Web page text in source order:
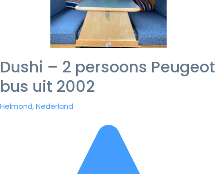
Dushi – 2 persoons Peugeot
bus uit 2002
Helmond, Nederland